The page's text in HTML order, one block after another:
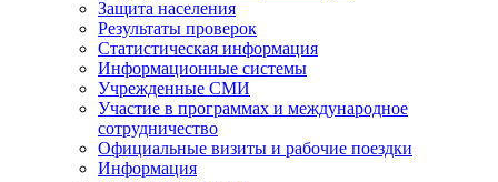
Защита населения
Результаты проверок
Статистическая информация
Информационные системы
Учрежденные СМИ
Участие в программах и международное
сотрудничество
Официальные визиты и рабочие поездки
Информация